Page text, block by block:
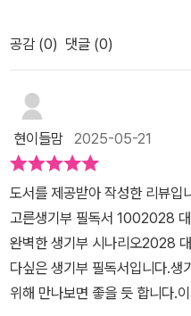
중했어요본격적인 생기부 추
도에서의 독서의 중요성을 다룬
데요현 고등1학년의 경우 내신
비중이 상당히 높아질 전망이기
지 않아도교과세부능력 및 특기
로 기재되니까 이 부분에 독서
것.. 따라서 충실한 학교생활에
이라는거..아이가 중간고사 끝
는것만 봐도중요도를 알 수가
차지하지 않고 있지만다른 어떤
졌네요^^생기부필독서 100은
트로 100권의 필독서를 추천해
한 줄거리는 물론이고, 아이들
려주고 있어 정말 유익한 책이었
지막으로 같이 읽으면 좋은 책
아닌 200-300권 이상의 책 추
좋았던 점은 아이에게 어떤 책을
다. 하지만 그 책의 내용이 어디
이 책만의 희소성 가치가 있는
아예 들어보지도 접해보지도 못
었다. 집에 있는 책은 <아주 작
>, 그리고 데일카네기의 <인간
에 필요한 어휘들을 배울 수 있
는 든든한 지원군입니다^^)생기
쓰기 위해서는 어떤 책들을 읽
전형부터 좋은 생기부를 만들기
있는 느낌이었어요.생기부 필
는 독서는 무엇이며, 인문사회,
고 있어요. '그 학문의 특성에 맞
학문의 책을 읽는 것이 아니라지
하는 방법들을 함께 소개하고
은 책 소개는 물론이고 이 책과
개되어 있어요.그리고 후속 활
공감 (0) 댓글 (0)
현이들맘 2025-05-21
도서를 제공받아 작성한 리뷰입
고른생기부 필독서 100​2028
완벽한 생기부 시나리오2028
다싶은 생기부 필독서입니다.생
위해 만나보면 좋을 듯 합니다.